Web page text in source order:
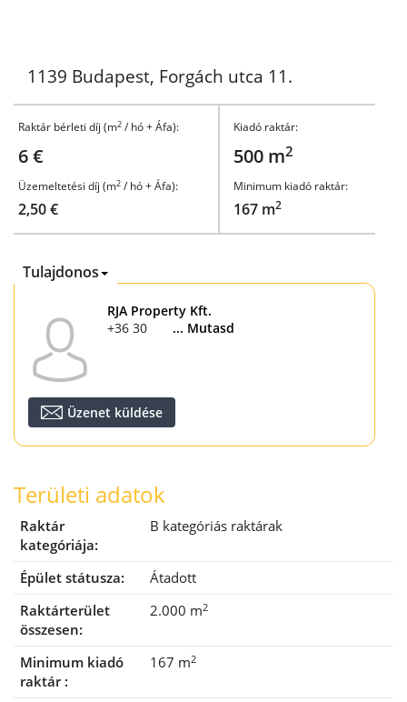
1139 Budapest, Forgách utca 11.
Raktár bérleti díj (m2 / hó + Áfa):
6 €
Üzemeltetési díj (m2 / hó + Áfa):
2,50 €
Kiadó raktár:
500 m2
Minimum kiadó raktár:
167 m2
Tulajdonos
RJA Property Kft.
+36 30 539 6714... Mutasd
Üzenet küldése
Területi adatok
Raktár
kategóriája:
B kategóriás raktárak
Épület státusza:
Átadott
Raktárterület
összesen:
2.000 m2
Minimum kiadó
raktár :
167 m2